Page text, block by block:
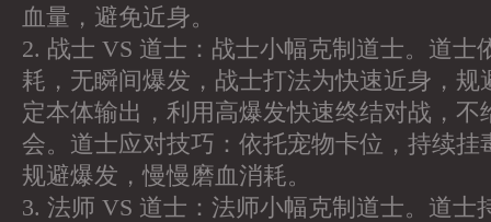
血量，避免近身。
2. 战士 VS 道士：战士小幅克制道士。道士
耗，无瞬间爆发，战士打法为快速近身，规
定本体输出，利用高爆发快速终结对战，不
会。道士应对技巧：依托宠物卡位，持续挂
规避爆发，慢慢磨血消耗。
3. 法师 VS 道士：法师小幅克制道士。道士